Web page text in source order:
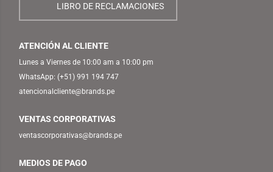
LIBRO DE RECLAMACIONES
ATENCIÓN AL CLIENTE
Lunes a Viernes de 10:00 am a 10:00 pm
WhatsApp: (+51) 991 194 747
atencionalcliente@brands.pe
VENTAS CORPORATIVAS
ventascorporativas@brands.pe
MEDIOS DE PAGO